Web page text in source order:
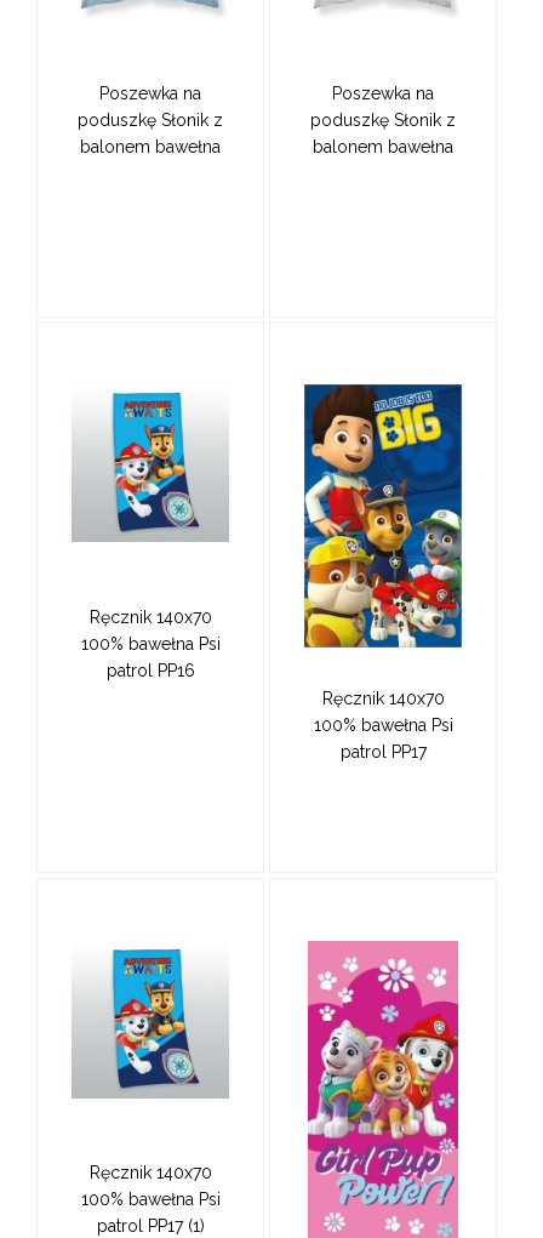
Poszewka na
poduszkę Słonik z
balonem bawełna
Poszewka na
poduszkę Słonik z
balonem bawełna
Ręcznik 140x70
100% bawełna Psi
patrol PP16
Ręcznik 140x70
100% bawełna Psi
patrol PP17
Ręcznik 140x70
100% bawełna Psi
patrol PP17 (1)